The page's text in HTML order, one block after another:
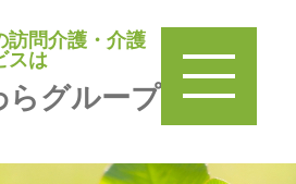
訪問介護・介護
スは
らグループ
静岡の訪問介護・介護サービ
スは
麦わらグループ